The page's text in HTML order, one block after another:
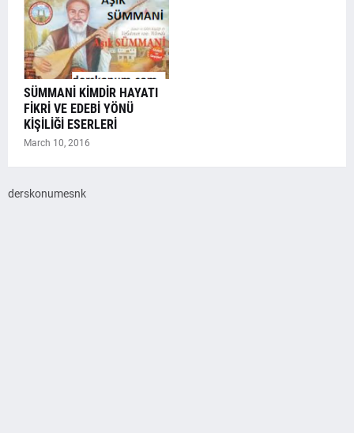
SÜMMANİ KİMDİR HAYATI
FİKRİ VE EDEBİ YÖNÜ
KİŞİLİĞİ ESERLERİ
March 10, 2016
derskonumesnk